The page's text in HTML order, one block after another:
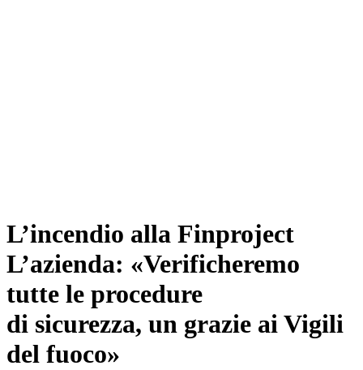
L’incendio alla Finproject
L’azienda: «Verificheremo
tutte le procedure
di sicurezza, un grazie ai Vigili
del fuoco»